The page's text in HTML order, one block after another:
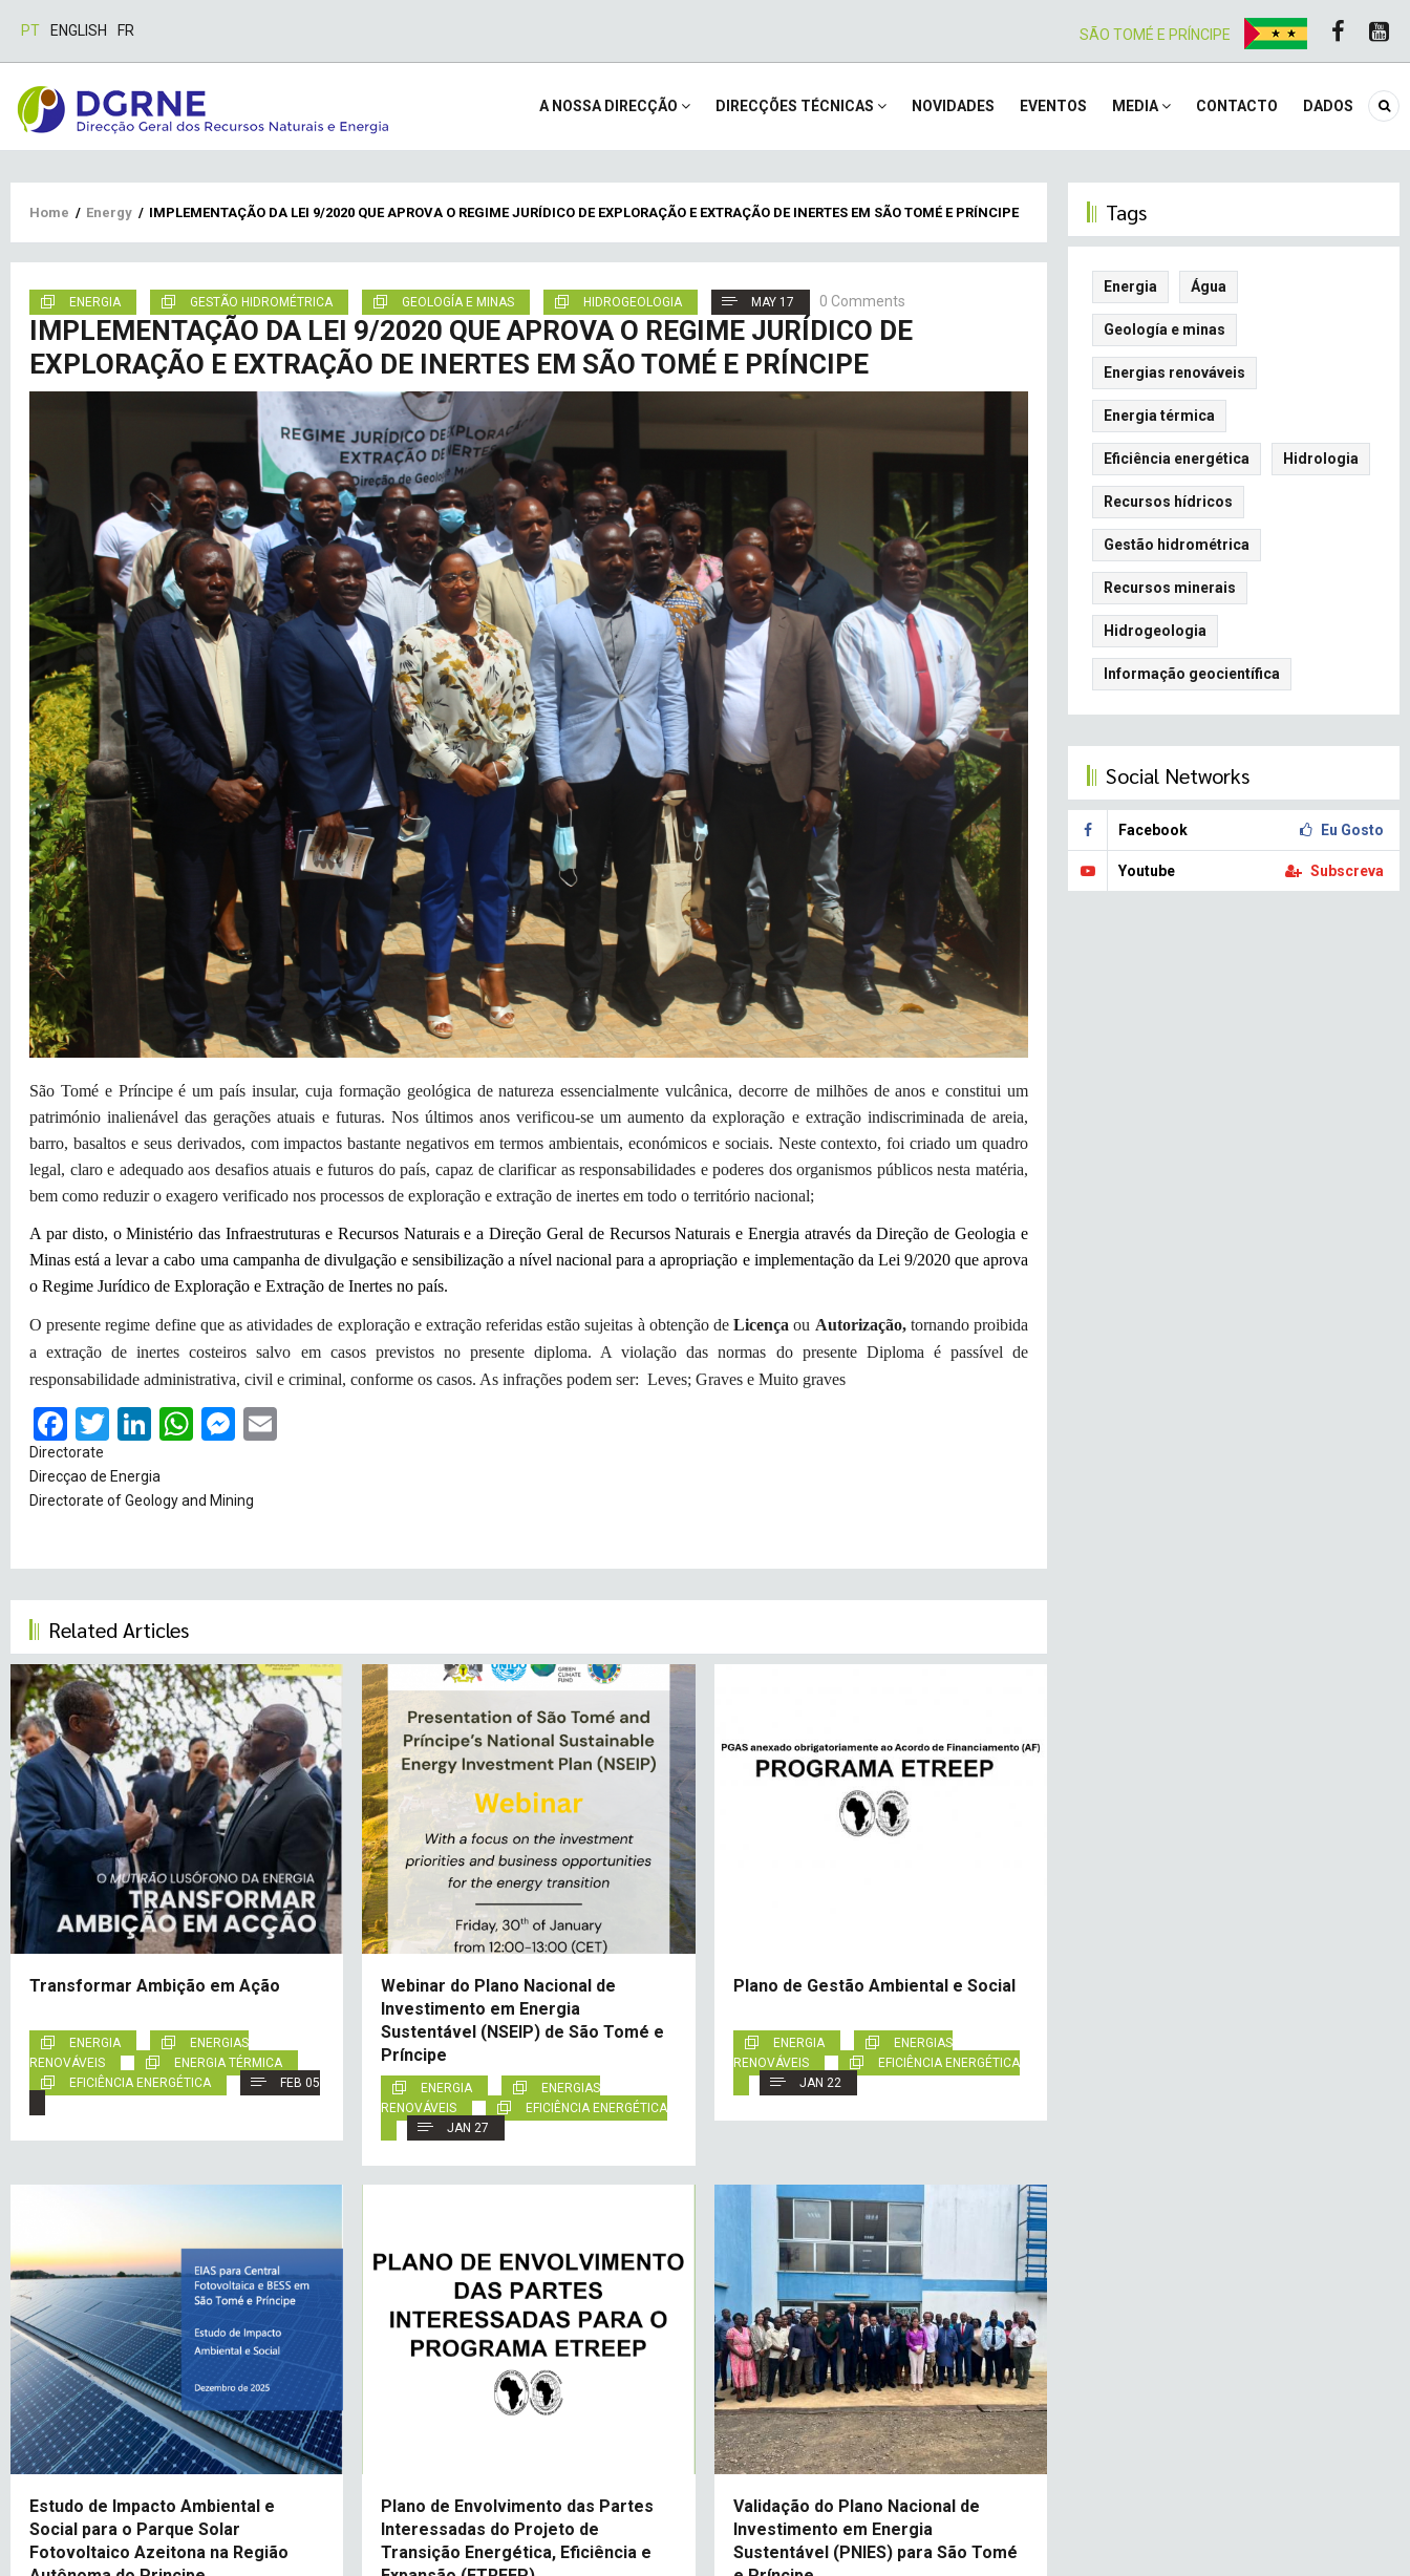
PT ENGLISH FR SÃO TOMÉ E PRÍNCIPE
A NOSSA DIRECÇÃO DIRECÇÕES TÉCNICAS NOVIDADES EVENTOS MEDIA CONTACTO DADOS
Breadcrumb
Home / Energy / IMPLEMENTAÇÃO DA LEI 9/2020 QUE APROVA O REGIME JURÍDICO DE EXPLORAÇÃO E EXTRAÇÃO DE INERTES EM SÃO TOMÉ E PRÍNCIPE
ENERGIA GESTÃO HIDROMÉTRICA GEOLOGÍA E MINAS HIDROGEOLOGIA MAY 17 0 Comments
IMPLEMENTAÇÃO DA LEI 9/2020 QUE APROVA O REGIME JURÍDICO DE
EXPLORAÇÃO E EXTRAÇÃO DE INERTES EM SÃO TOMÉ E PRÍNCIPE
São Tomé e Príncipe é um país insular, cuja formação geológica de natureza essencialmente vulcânica, decorre de milhões de anos e constitui um
património inalienável das gerações atuais e futuras. Nos últimos anos verificou-se um aumento da exploração e extração indiscriminada de areia,
barro, basaltos e seus derivados, com impactos bastante negativos em termos ambientais, económicos e sociais. Neste contexto, foi criado um quadro
legal, claro e adequado aos desafios atuais e futuros do país, capaz de clarificar as responsabilidades e poderes dos organismos públicos nesta matéria,
bem como reduzir o exagero verificado nos processos de exploração e extração de inertes em todo o território nacional;
A par disto, o Ministério das Infraestruturas e Recursos Naturais e a Direção Geral de Recursos Naturais e Energia através da Direção de Geologia e
Minas está a levar a cabo uma campanha de divulgação e sensibilização a nível nacional para a apropriação e implementação da Lei 9/2020 que aprova
o Regime Jurídico de Exploração e Extração de Inertes no país.
O presente regime define que as atividades de exploração e extração referidas estão sujeitas à obtenção deLicença ou Autorização, tornando proibida
a extração de inertes costeiros salvo em casos previstos no presente diploma. A violação das normas do presente Diploma é passível de
responsabilidade administrativa, civil e criminal, conforme os casos. As infrações podem ser: Leves; Graves e Muito graves
Facebook
Twitter
LinkedIn
WhatsApp
Messenger
Directorate
Direcçao de Energia
Directorate of Geology and Mining
Related Articles
Transformar Ambição em Ação
ENERGIA
ENERGIAS
RENOVÁVEIS
ENERGIA TÉRMICA
EFICIÊNCIA ENERGÉTICA
FEB 05
Webinar do Plano Nacional de
Investimento em Energia
Sustentável (NSEIP) de São Tomé e
Príncipe
ENERGIA
ENERGIAS
RENOVÁVEIS
EFICIÊNCIA ENERGÉTICA
JAN 27
Plano de Gestão Ambiental e Social
ENERGIA
ENERGIAS
RENOVÁVEIS
EFICIÊNCIA ENERGÉTICA
JAN 22
Estudo de Impacto Ambiental e
Social para o Parque Solar
Fotovoltaico Azeitona na Região
Plano de Envolvimento das Partes
Interessadas do Projeto de
Transição Energética, Eficiência e
Validação do Plano Nacional de
Investimento em Energia
Sustentável (PNIES) para São Tomé
Tags
Energia Água
Geología e minas
Energias renováveis
Energia térmica
Eficiência energética Hidrologia
Recursos hídricos
Gestão hidrométrica
Recursos minerais
Hidrogeologia
Informação geocientífica
Social Networks
Facebook Eu Gosto
Youtube Subscreva